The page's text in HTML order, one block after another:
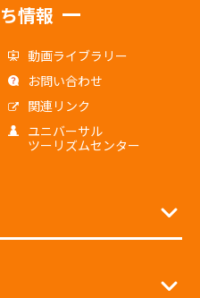
情報
動画ライブラリー
お問い合わせ
関連リンク
ユニバーサル
ツーリズムセンター